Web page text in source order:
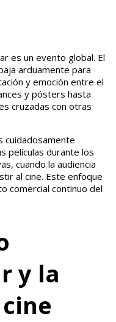
es un evento global. El
arduamente para
y emoción entre el
y pósters hasta
cruzadas con otras
cuidadosamente
películas durante los
cuando la audiencia
al cine. Este enfoque
comercial continuo del
y la